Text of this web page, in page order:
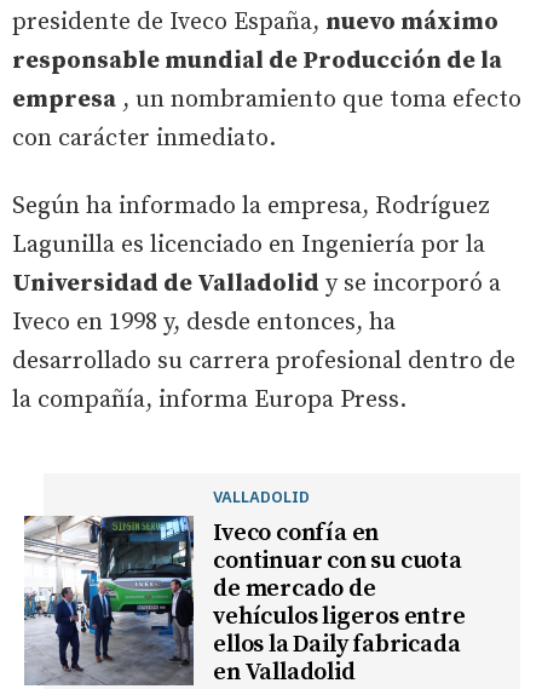
presidente de Iveco España, nuevo máximo
responsable mundial de Producción de la
empresa , un nombramiento que toma efecto
con carácter inmediato.
Según ha informado la empresa, Rodríguez
Lagunilla es licenciado en Ingeniería por la
Universidad de Valladolid y se incorporó a
Iveco en 1998 y, desde entonces, ha
desarrollado su carrera profesional dentro de
la compañía, informa Europa Press.
VALLADOLID
Iveco confía en
continuar con su cuota
de mercado de
vehículos ligeros entre
ellos la Daily fabricada
en Valladolid